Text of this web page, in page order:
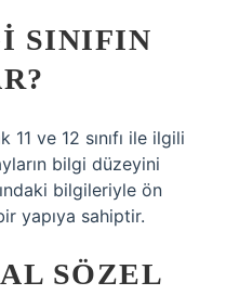
SINIFIN
ve 12 sınıfı ile ilgili
bilgi düzeyini
bilgileriyle ön
yapıya sahiptir.
SÖZEL